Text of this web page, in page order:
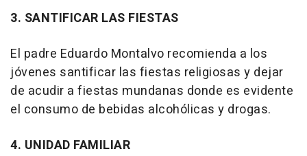
3. SANTIFICAR LAS FIESTAS
El padre Eduardo Montalvo recomienda a los
jóvenes santificar las fiestas religiosas y dejar
de acudir a fiestas mundanas donde es evidente
el consumo de bebidas alcohólicas y drogas.
4. UNIDAD FAMILIAR